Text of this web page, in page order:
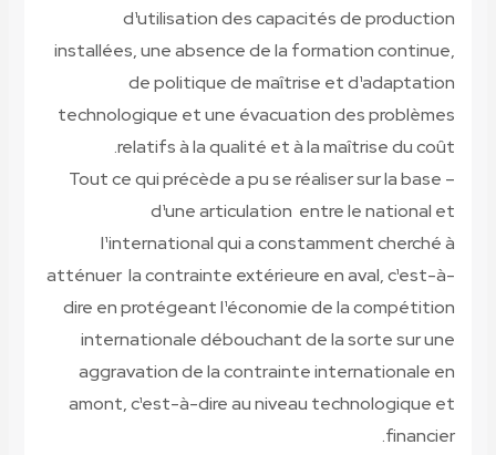
d¹utilisation des capacités de production
installées, une absence de la formation continue,
de politique de maîtrise et d¹adaptation
technologique et une évacuation des problèmes
relatifs à la qualité et à la maîtrise du coût.
– Tout ce qui précède a pu se réaliser sur la base
d¹une articulation entre le national et
l¹international qui a constamment cherché à
atténuer la contrainte extérieure en aval, c¹est-à-
dire en protégeant l¹économie de la compétition
internationale débouchant de la sorte sur une
aggravation de la contrainte internationale en
amont, c¹est-à-dire au niveau technologique et
financier.